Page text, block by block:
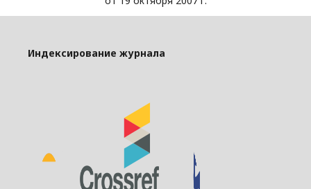
Индексирование журнала